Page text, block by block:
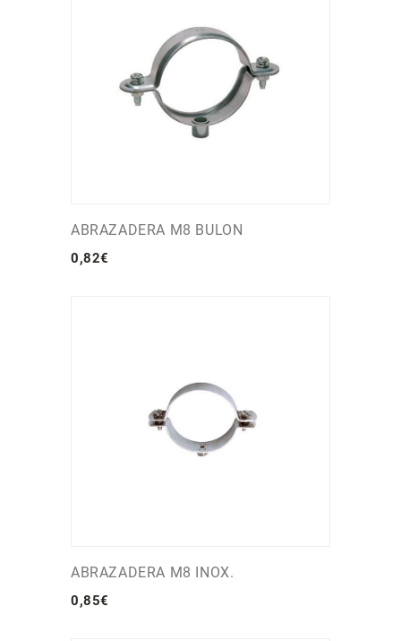
ABRAZADERA M8 BULON
0,82€
ABRAZADERA M8 INOX.
0,85€